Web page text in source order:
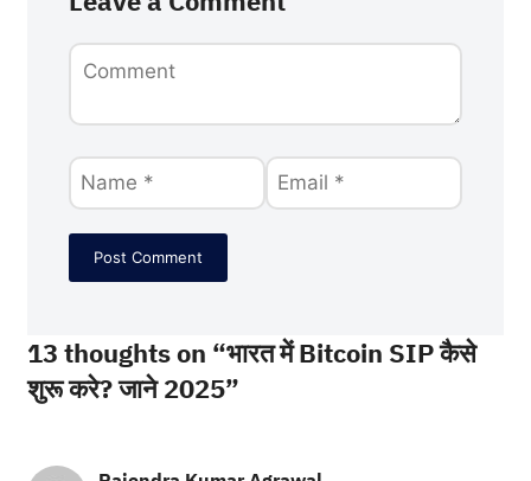
13 thoughts on “भारत में Bitcoin SIP कैसे
शुरू करे? जाने 2025”